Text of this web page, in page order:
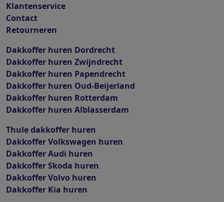
Klantenservice
Contact
Retourneren
Dakkoffer huren Dordrecht
Dakkoffer huren Zwijndrecht
Dakkoffer huren Papendrecht
Dakkoffer huren Oud-Beijerland
Dakkoffer huren Rotterdam
Dakkoffer huren Alblasserdam
Thule dakkoffer huren
Dakkoffer Volkswagen huren
Dakkoffer Audi huren
Dakkoffer Skoda huren
Dakkoffer Volvo huren
Dakkoffer Kia huren